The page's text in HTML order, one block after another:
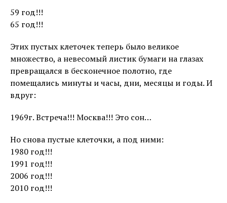
59 год!!!
65 год!!!
Этих пустых клеточек теперь было великое
множество, а невесомый листик бумаги на глазах
превращался в бесконечное полотно, где
помещались минуты и часы, дни, месяцы и годы. И
вдруг:
1969г. Встреча!!! Москва!!! Это сон…
Но снова пустые клеточки, а под ними:
1980 год!!!
1991 год!!!
2006 год!!!
2010 год!!!